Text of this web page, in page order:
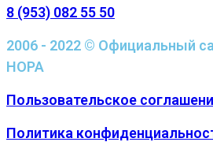
8 (953) 082 55 50
2006 - 2022 © Официальный
НОРА
Пользовательское
Политика